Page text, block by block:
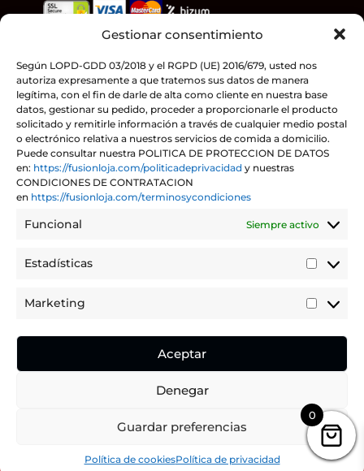
Gestionar consentimiento
Según LOPD-GDD 03/2018 y el RGPD (UE) 2016/679, usted nos
autoriza expresamente a que tratemos sus datos de manera
legítima, con el fin de darle de alta como cliente en nuestra base
datos, gestionar su pedido, proceder a proporcionarle el producto
solicitado y remitirle información a través de cualquier medio postal
o electrónico relativa a nuestros servicios de comida a domicilio.
Puede consultar nuestra POLITICA DE PROTECCION DE DATOS
en: https://fusionloja.com/politicadeprivacidad y nuestras
CONDICIONES DE CONTRATACION
en https://fusionloja.com/terminosycondiciones
Funcional Siempre activo
Estadísticas
Marketing
Aceptar
Denegar
Guardar preferencias
Política de cookiesPolítica de privacidad
958 32 21 12– 958 32 29 29
C/ Granada 19. Loja (Granada)
HORARIO
Lunes a domingo:
Mañana de 12:00 a 16:00h
Tarde de 20:00 a 00:00h
Aviso legal
Política de privacidad
Promociones en nuestras redes sociales
Puedes realizar tu pedido dentro de
Hours 10 Minutes 49
Hide Message
0